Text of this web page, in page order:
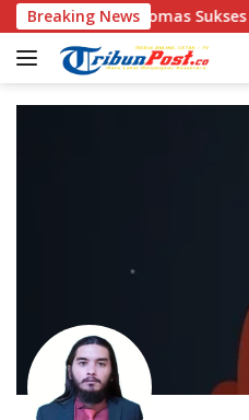
Langsung
ke
konten
Breaking News
Akor Muda Domas Sukses